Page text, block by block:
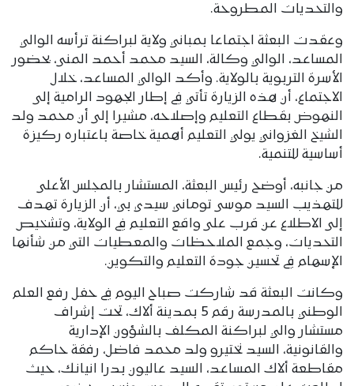
والتحديات المطروحة.
وعقدت البعثة اجتماعا بمباني ولاية لبراكنة ترأسه الوالي
المساعد، الوالي وكالة، السيد محمد أحمد المنى، بحضور
الأسرة التربوية بالولاية. وأكد الوالي المساعد، خلال
الاجتماع، أن هذه الزيارة تأتي في إطار الجهود الرامية إلى
النهوض بقطاع التعليم وإصلاحه، مشيرا إلى أن محمد ولد
الشيخ الغزواني يولي التعليم أهمية خاصة باعتباره ركيزة
أساسية للتنمية.
من جانبه، أوضح رئيس البعثة، المستشار بالمجلس الأعلى
للتهذيب السيد موسى توماني سيدي بي، أن الزيارة تهدف
إلى الاطلاع عن قرب على واقع التعليم في الولاية، وتشخيص
التحديات، وجمع الملاحظات والمعطيات التي من شأنها
الإسهام في تحسين جودة التعليم والتكوين.
وكانت البعثة قد شاركت صباح اليوم في حفل رفع العلم
الوطني بالمدرسة رقم 5 بمدينة ألاك، تحت إشراف
مستشار والي لبراكنة المكلف بالشؤون الإدارية
والقانونية، السيد نختيرو ولد محمد فاضل، رفقة حاكم
مقاطعة ألاك المساعد، السيد عاليون بدرا انيانك، حيث